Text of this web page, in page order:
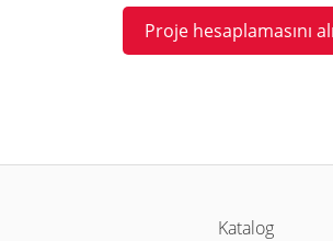
Proje hesaplamasını
Katalog